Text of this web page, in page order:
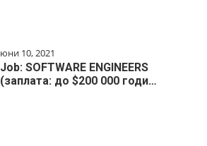
юни 10, 2021
Job: SOFTWARE ENGINEERS
(заплата: до $200 000 годи…